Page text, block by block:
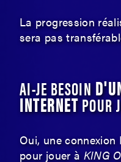
La progression
sera pas
AI-JE BESOIN
INTERNETPOUR
Oui, une
pour jouer àKING